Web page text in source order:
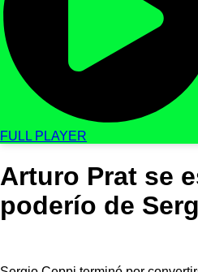
FULL PLAYER
Arturo Prat se
poderío de